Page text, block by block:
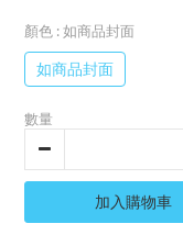
顏色 : 如商品封面
如商品封面
數量
加入購物車